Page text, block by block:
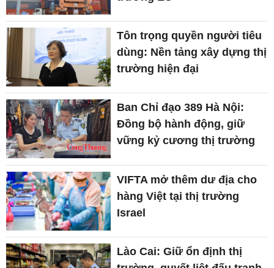
Tôn trọng quyền người tiêu
dùng: Nền tảng xây dựng thị
trường hiện đại
Ban Chỉ đạo 389 Hà Nội:
Đồng bộ hành động, giữ
vững kỷ cương thị trường
VIFTA mở thêm dư địa cho
hàng Việt tại thị trường
Israel
Lào Cai: Giữ ổn định thị